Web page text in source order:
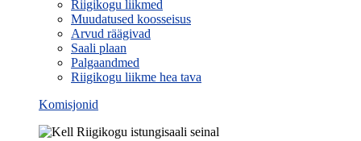
Riigikogu liikmed
Muudatused koosseisus
Arvud räägivad
Saali plaan
Palgaandmed
Riigikogu liikme hea tava
Komisjonid